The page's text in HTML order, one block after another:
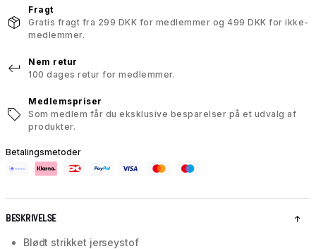
Fragt
Gratis fragt fra 299 DKK for medlemmer og 499 DKK for ikke-
medlemmer.
Nem retur
100 dages retur for medlemmer.
Medlemspriser
Som medlem får du eksklusive besparelser på et udvalg af
produkter.
Betalingsmetoder
BESKRIVELSE
Blødt strikket jerseystof